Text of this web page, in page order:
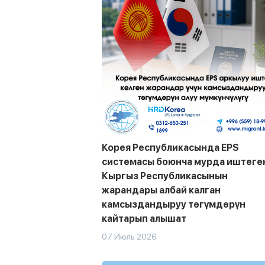
Корея Республикасында EPS
системасы боюнча мурда
Кыргыз Республикасынын
жарандары албай калган
камсыздандыруу төгүмдөрүн
кайтарып алышат
07 Июль 2026